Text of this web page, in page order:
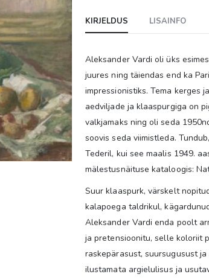
KIRJELDUS LISAINFO
Aleksander Vardi oli üks
juures ning täiendas end ka
impressionistiks. Tema kerges
aedviljade ja klaaspurgiga on
valkjamaks ning oli seda
soovis seda viimistleda.
Tederil, kui see maalis 1949.
mälestusnäituse kataloogis:
Suur klaaspurk, värskelt
kalapoega taldrikul,
Aleksander Vardi enda poolt
ja pretensioonitu, selle koloriit
raskepärasust, suursugusust
ilustamata argielulisus ja